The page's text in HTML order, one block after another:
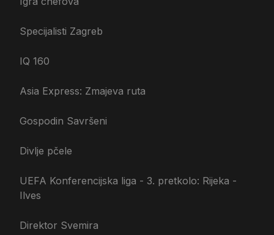
Specijalisti Zagreb
IQ 160
Asia Express: Zmajeva ruta
Gospodin Savršeni
Divlje pčele
UEFA Konferencijska liga - 3. pretkolo: Rijeka -
Ilves
Direktor Svemira